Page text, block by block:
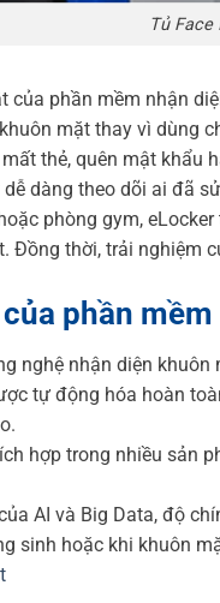
Tủ Face
của phần mềm nhận
mặt thay vì dùng
thẻ, quên mật khẩu
dàng theo dõi ai đã
phòng gym,
Đồng thời, trải nghiệm
phần
nghệ nhận diện
tự động hóa hoàn
hợp trong nhiều sản
AI và Big Data, độ
sinh hoặc khi khuôn